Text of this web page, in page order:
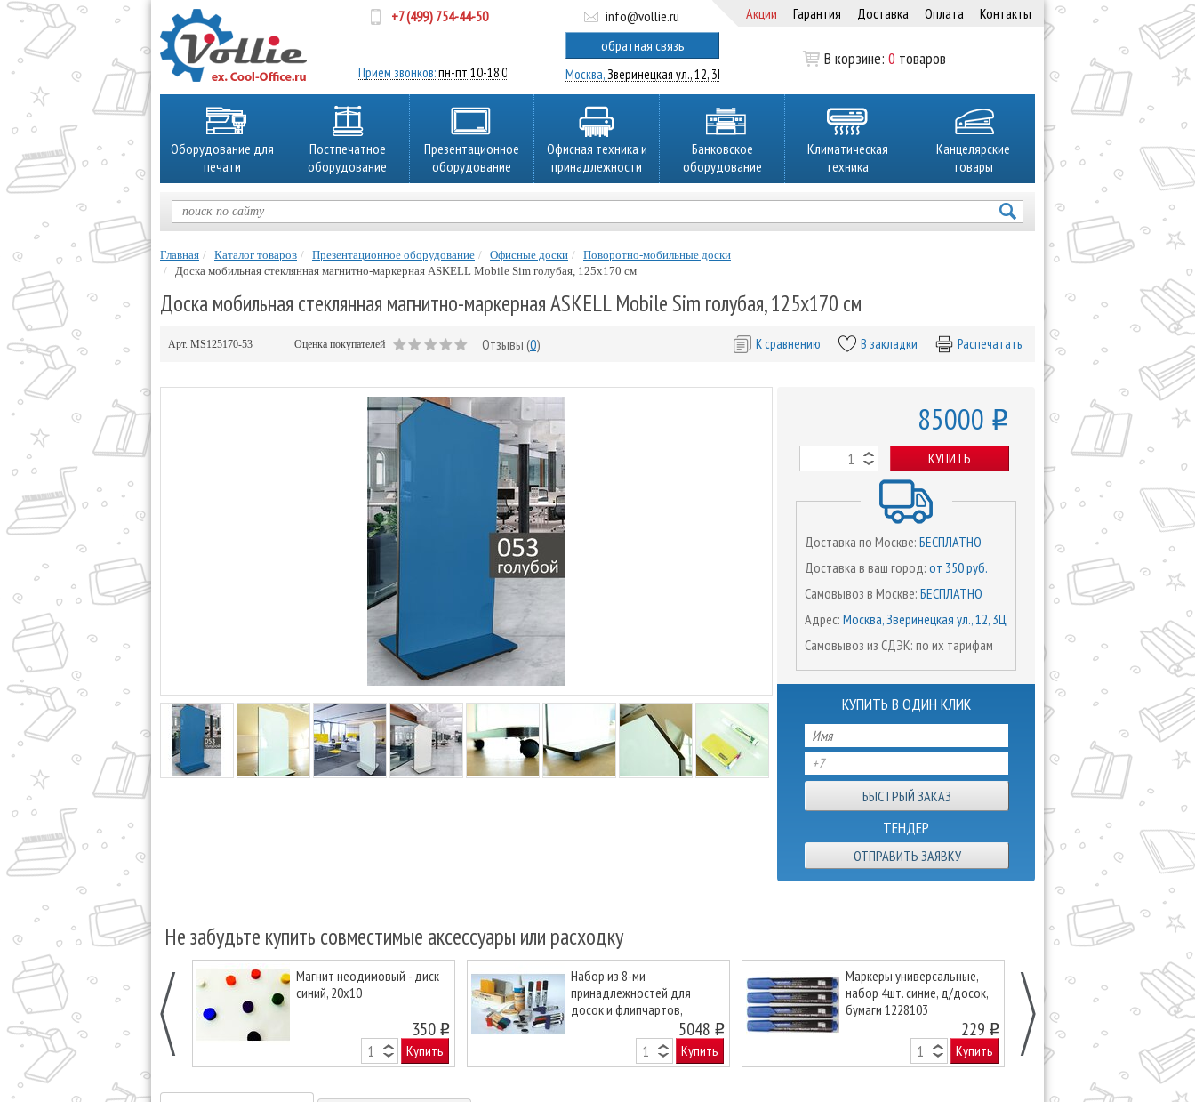
+7 (499) 754-44-50
Прием звонков:пн-пт 10-18:00
info@vollie.ru
обратная связь
Москва,Зверинецкая ул., 12, 3Ц
Акции Гарантия Доставка Оплата Контакты
В корзине:0 товаров
Оборудование для
печати
Постпечатное
оборудование
Презентационное
оборудование
Офисная техника и
принадлежности
Банковское
оборудование
Климатическая
техника
Канцелярские
товары
Главная Каталог товаров Презентационное оборудование Офисные доски
Поворотно-мобильные доски
Доска мобильная стеклянная магнитно-маркерная ASKELL Mobile Sim голубая, 125х170 см
Доска мобильная стеклянная магнитно-маркерная ASKELL Mobile Sim голубая, 125х170 см
Арт. MS125170-53 Оценка покупателей Отзывы (0) Распечатать
В закладки
К сравнению
85000 o
КУПИТЬ
Доставка по Москве: БЕСПЛАТНО
Доставка в ваш город: от 350 руб.
Самовывоз в Москве: БЕСПЛАТНО
Адрес: Москва, Зверинецкая ул., 12, 3Ц
Самовывоз из СДЭК: по их тарифам
КУПИТЬ В ОДИН КЛИК
ТЕНДЕР
ОТПРАВИТЬ ЗАЯВКУ
Не забудьте купить совместимые аксессуары или расходку
Магнит неодимовый - диск
синий, 20х10
350 o
Купить
Набор из 8-ми
принадлежностей для
досок и флипчартов,
5048 o
Купить
Маркеры универсальные,
набор 4шт. синие, д/досок,
бумаги 1228103
229 o
Купить
Магнит, 40
штук, цвета
Next